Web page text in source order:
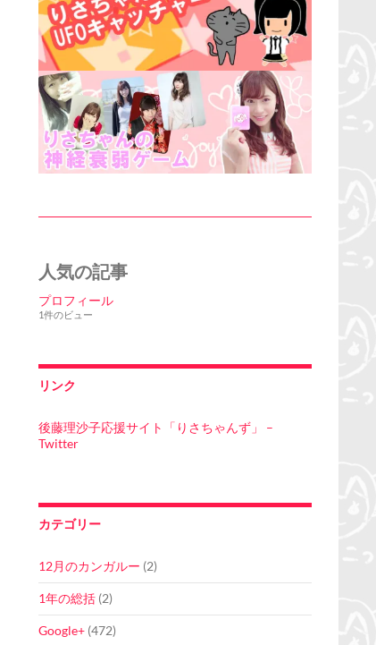
人気の記事
プロフィール
1件のビュー
リンク
後藤理沙子応援サイト「りさちゃんず」 –
Twitter
カテゴリー
12月のカンガルー (2)
1年の総括 (2)
Google+ (472)